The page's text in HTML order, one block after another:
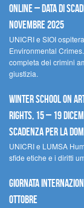
Online – Data di
novembre 2025
UNICRI e SIOI
Environmental
completa dei crimini
giustizia.
Winter School on
Rights, 15 – 19
scadenza per la
UNICRI e LUMSA
sfide etiche e i diritti
Giornata
ottobre